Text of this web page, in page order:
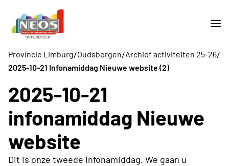
Provincie Limburg/Oudsbergen/Archief activiteiten 25-26/
2025-10-21 Infonamiddag Nieuwe website (2)
2025-10-21
infonamiddag Nieuwe
website
Dit is onze tweede infonamiddag. We gaan u